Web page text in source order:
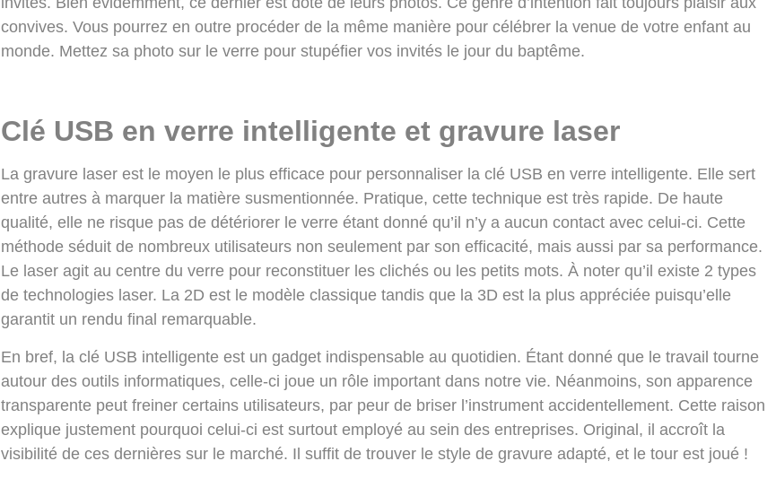
convives. Vous pourrez en outre procéder de la même manière pour célébrer la venue de votre enfant au
monde. Mettez sa photo sur le verre pour stupéfier vos invités le jour du baptême.
Clé USB en verre intelligente et gravure laser
La gravure laser est le moyen le plus efficace pour personnaliser la clé USB en verre intelligente. Elle sert
entre autres à marquer la matière susmentionnée. Pratique, cette technique est très rapide. De haute
qualité, elle ne risque pas de détériorer le verre étant donné qu’il n’y a aucun contact avec celui-ci. Cette
méthode séduit de nombreux utilisateurs non seulement par son efficacité, mais aussi par sa performance.
Le laser agit au centre du verre pour reconstituer les clichés ou les petits mots. À noter qu’il existe 2 types
de technologies laser. La 2D est le modèle classique tandis que la 3D est la plus appréciée puisqu’elle
garantit un rendu final remarquable.
En bref, la clé USB intelligente est un gadget indispensable au quotidien. Étant donné que le travail tourne
autour des outils informatiques, celle-ci joue un rôle important dans notre vie. Néanmoins, son apparence
transparente peut freiner certains utilisateurs, par peur de briser l’instrument accidentellement. Cette raison
explique justement pourquoi celui-ci est surtout employé au sein des entreprises. Original, il accroît la
visibilité de ces dernières sur le marché. Il suffit de trouver le style de gravure adapté, et le tour est joué !